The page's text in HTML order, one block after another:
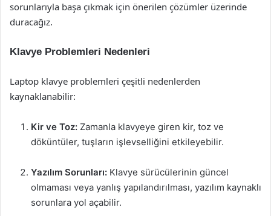
sorunlarıyla başa çıkmak için önerilen çözümler üzerinde
duracağız.
Klavye Problemleri Nedenleri
Laptop klavye problemleri çeşitli nedenlerden
kaynaklanabilir:
Kir ve Toz: Zamanla klavyeye giren kir, toz ve
döküntüler, tuşların işlevselliğini etkileyebilir.
Yazılım Sorunları: Klavye sürücülerinin güncel
olmaması veya yanlış yapılandırılması, yazılım kaynaklı
sorunlara yol açabilir.